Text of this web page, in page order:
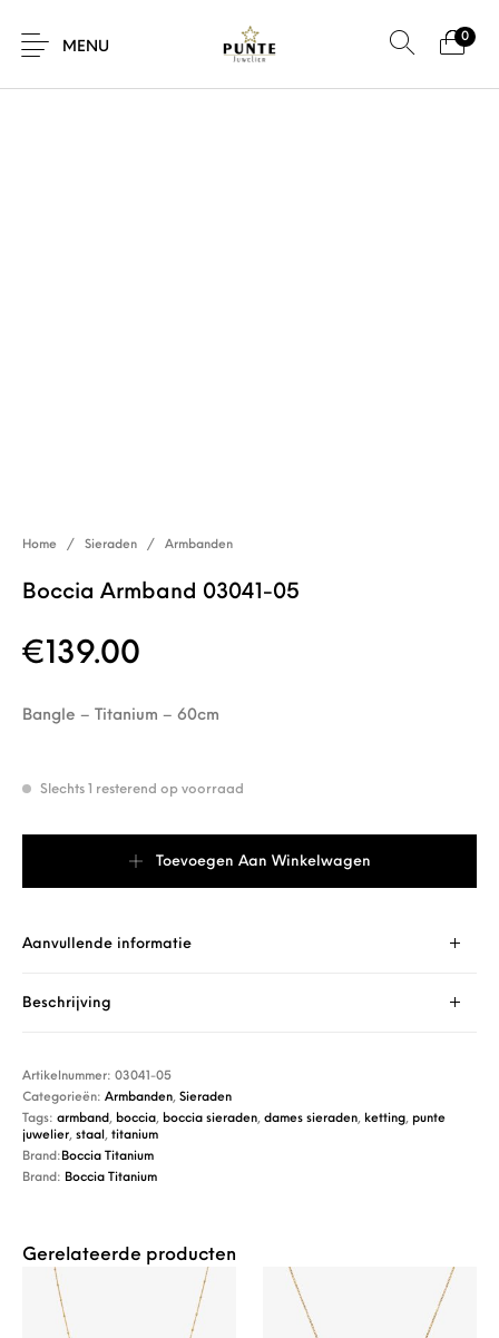
MENU
0
Home / Sieraden / Armbanden
Boccia Armband 03041-05
€ 139.00
Bangle – Titanium – 60cm
Slechts 1 resterend op voorraad
Toevoegen Aan Winkelwagen
Aanvullende informatie
Beschrijving
Artikelnummer:03041-05
Categorieën:Armbanden,Sieraden
Tags:armband, boccia, boccia sieraden,dames sieraden, ketting, punte
juwelier,staal ,titanium
Brand: Boccia Titanium
Brand: Boccia Titanium
Gerelateerde producten